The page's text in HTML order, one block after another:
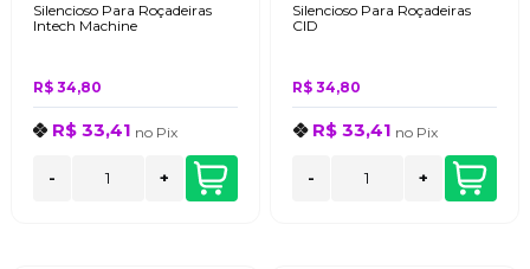
Silencioso Para Roçadeiras
Intech Machine
R$ 34,80
R$ 33,41 no Pix
- +
Silencioso Para Roçadeiras
CID
R$ 34,80
R$ 33,41 no Pix
- +